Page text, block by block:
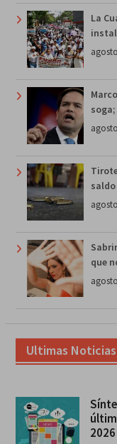
La
que
Ultimas Noticias
2026